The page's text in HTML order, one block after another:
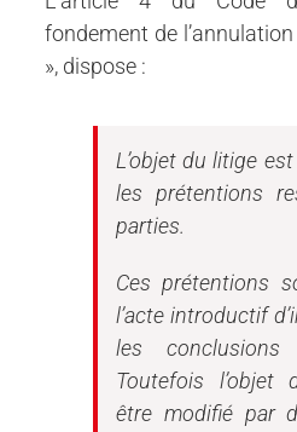
fondement de
», dispose :
L’objet du litige
les prétentions
parties.
Ces prétentions
l’acte introductif
les conclusions
Toutefois l’objet
être modifié par